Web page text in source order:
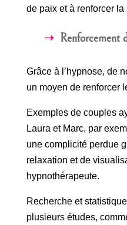
de paix et à renforcer
Renforcement
Grâce à l’hypnose, de
un moyen de renforcer
Exemples de couples
Laura et Marc, par
une complicité perdue
relaxation et de
hypnothérapeute.
Recherche et
plusieurs études,